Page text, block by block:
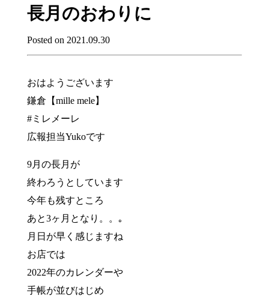
長月のおわりに
Posted on 2021.09.30
おはようございます
鎌倉【mille mele】
#ミレメーレ
広報担当Yukoです
9月の長月が
終わろうとしています
今年も残すところ
あと3ヶ月となり。。｡
月日が早く感じますね
お店では
2022年のカレンダーや
手帳が並びはじめ